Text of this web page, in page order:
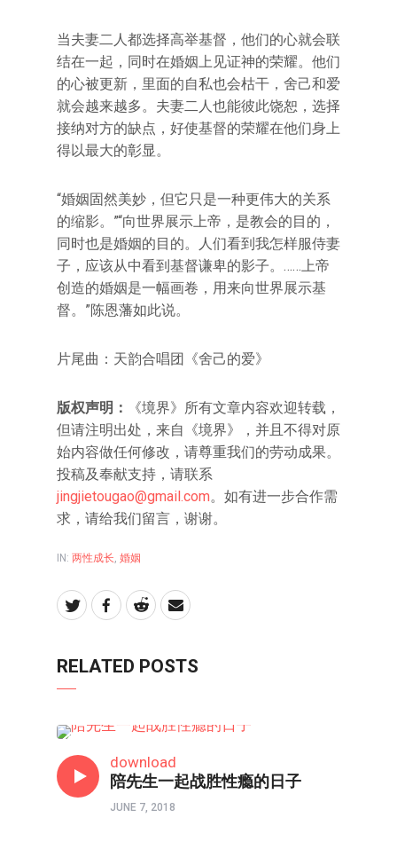
当夫妻二人都选择高举基督，他们的心就会联
结在一起，同时在婚姻上见证神的荣耀。他们
的心被更新，里面的自私也会枯干，舍己和爱
就会越来越多。夫妻二人也能彼此饶恕，选择
接纳对方的缺点，好使基督的荣耀在他们身上
得以最大的彰显。
“婚姻固然美妙，但它只是一种更伟大的关系
的缩影。”“向世界展示上帝，是教会的目的，
同时也是婚姻的目的。人们看到我怎样服侍妻
子，应该从中看到基督谦卑的影子。……上帝
创造的婚姻是一幅画卷，用来向世界展示基
督。”陈恩藩如此说。
片尾曲：天韵合唱团《舍己的爱》
版权声明：
《境界》所有文章内容欢迎转载，
但请注明出处，来自《境界》，并且不得对原
始内容做任何修改，请尊重我们的劳动成果。
投稿及奉献支持，请联系
jingjietougao@gmail.com。如有进一步合作需
求，请给我们留言，谢谢。
IN: 两性成长, 婚姻
RELATED POSTS
download
陪先生一起战胜性瘾的日子
JUNE 7, 2018